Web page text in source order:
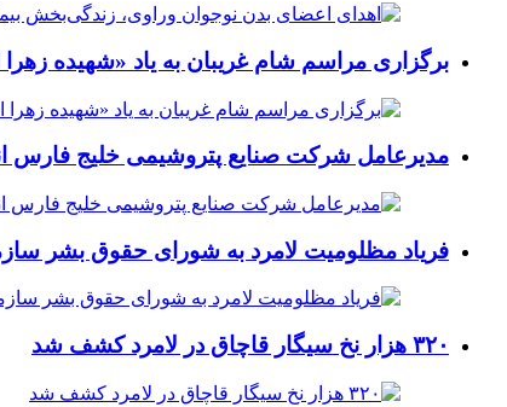
برگزاری مراسم شام غریبان به یاد «شهیده
مدیرعامل شرکت صنایع پتروشیمی خلیج فارس
فریاد مظلومیت لامرد به شورای حقوق بشر
۳۲۰ هزار نخ سیگار قاچاق در لامرد کشف شد